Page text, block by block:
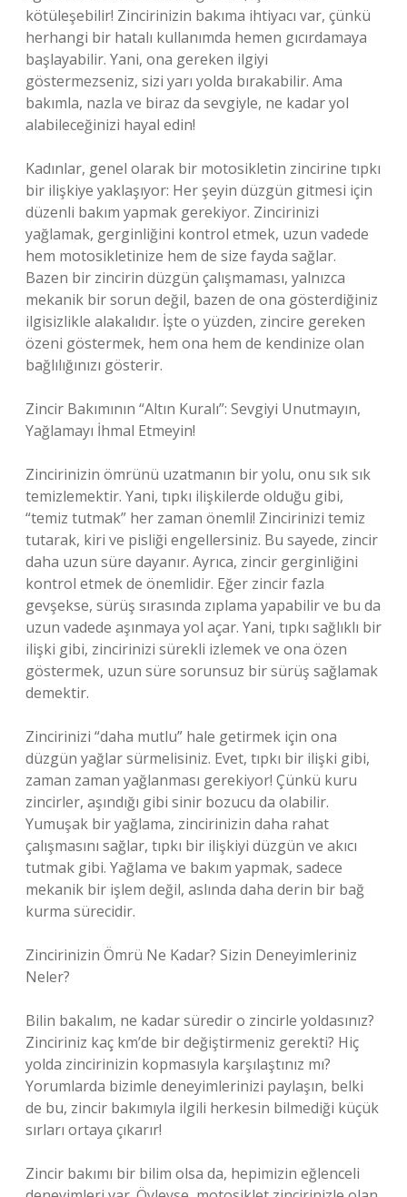
kötüleşebilir! Zincirinizin bakıma ihtiyacı var, çünkü
herhangi bir hatalı kullanımda hemen gıcırdamaya
başlayabilir. Yani, ona gereken ilgiyi
göstermezseniz, sizi yarı yolda bırakabilir. Ama
bakımla, nazla ve biraz da sevgiyle, ne kadar yol
alabileceğinizi hayal edin!
Kadınlar, genel olarak bir motosikletin zincirine tıpkı
bir ilişkiye yaklaşıyor: Her şeyin düzgün gitmesi için
düzenli bakım yapmak gerekiyor. Zincirinizi
yağlamak, gerginliğini kontrol etmek, uzun vadede
hem motosikletinize hem de size fayda sağlar.
Bazen bir zincirin düzgün çalışmaması, yalnızca
mekanik bir sorun değil, bazen de ona gösterdiğiniz
ilgisizlikle alakalıdır. İşte o yüzden, zincire gereken
özeni göstermek, hem ona hem de kendinize olan
bağlılığınızı gösterir.
Zincir Bakımının “Altın Kuralı”: Sevgiyi Unutmayın,
Yağlamayı İhmal Etmeyin!
Zincirinizin ömrünü uzatmanın bir yolu, onu sık sık
temizlemektir. Yani, tıpkı ilişkilerde olduğu gibi,
“temiz tutmak” her zaman önemli! Zincirinizi temiz
tutarak, kiri ve pisliği engellersiniz. Bu sayede, zincir
daha uzun süre dayanır. Ayrıca, zincir gerginliğini
kontrol etmek de önemlidir. Eğer zincir fazla
gevşekse, sürüş sırasında zıplama yapabilir ve bu da
uzun vadede aşınmaya yol açar. Yani, tıpkı sağlıklı bir
ilişki gibi, zincirinizi sürekli izlemek ve ona özen
göstermek, uzun süre sorunsuz bir sürüş sağlamak
demektir.
Zincirinizi “daha mutlu” hale getirmek için ona
düzgün yağlar sürmelisiniz. Evet, tıpkı bir ilişki gibi,
zaman zaman yağlanması gerekiyor! Çünkü kuru
zincirler, aşındığı gibi sinir bozucu da olabilir.
Yumuşak bir yağlama, zincirinizin daha rahat
çalışmasını sağlar, tıpkı bir ilişkiyi düzgün ve akıcı
tutmak gibi. Yağlama ve bakım yapmak, sadece
mekanik bir işlem değil, aslında daha derin bir bağ
kurma sürecidir.
Zincirinizin Ömrü Ne Kadar? Sizin Deneyimleriniz
Neler?
Bilin bakalım, ne kadar süredir o zincirle yoldasınız?
Zinciriniz kaç km’de bir değiştirmeniz gerekti? Hiç
yolda zincirinizin kopmasıyla karşılaştınız mı?
Yorumlarda bizimle deneyimlerinizi paylaşın, belki
de bu, zincir bakımıyla ilgili herkesin bilmediği küçük
sırları ortaya çıkarır!
Zincir bakımı bir bilim olsa da, hepimizin eğlenceli